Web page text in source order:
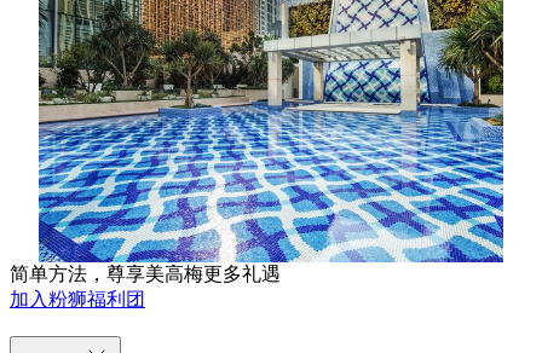
游泳池
坐落于静谧绿意之中的优雅花园，是"禅潺"为您精心打
造的身心疗愈绿洲。无论漫步于幽静园景，或徜徉于宽
敞泳池之中，皆可感受自然与宁静交织的疗愈氛围。池
畔设有舒适按摩池，温润水流释放深层压力，让每一次
呼吸都回归纯粹与平衡。
了解更多
简单方法，尊享美高梅更多礼遇
加入粉狮福利团